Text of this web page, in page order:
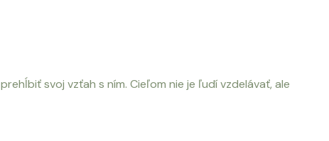
svoj vzťah s ním. Cieľom nie je ľudí vzdelávať, ale